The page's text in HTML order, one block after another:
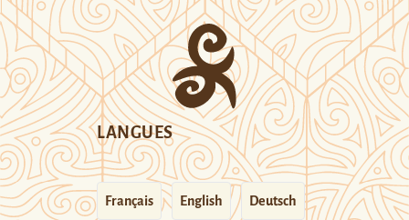
LANGUES
Français English Deutsch